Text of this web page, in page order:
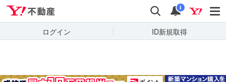
検索 通知
i
ログイン ID新規取得
キーワードで
質問を探す